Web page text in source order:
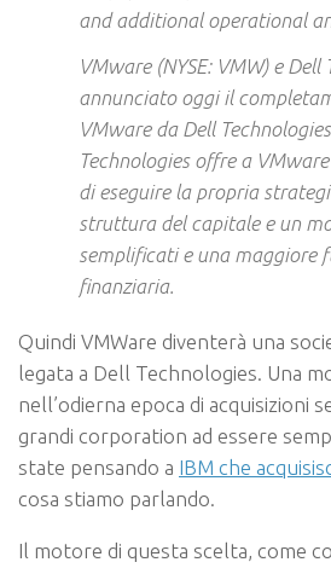
and additional operational
VMware (NYSE: VMW) e
annunciato oggi il
VMware da Dell
Technologies offre a
di eseguire la propria
struttura del capitale e un
semplificati e una maggiore
finanziaria.
Quindi VMWare diventerà una
legata a Dell Technologies. Una
nell’odierna epoca di acquisizioni
grandi corporation ad essere
state pensando a IBM che
cosa stiamo parlando.
Il motore di questa scelta, come